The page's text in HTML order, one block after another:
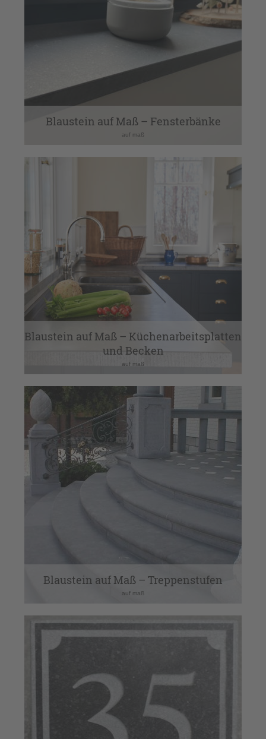
Blaustein auf Maß – Fensterbänke
auf maß
Blaustein auf Maß – Küchenarbeitsplatten
und Becken
auf maß
Blaustein auf Maß – Treppenstufen
auf maß